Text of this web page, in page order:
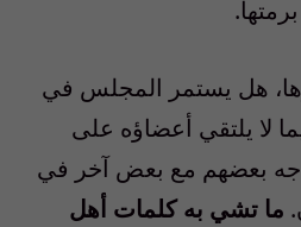
هل يستمر المجلس في
لا يلتقي أعضاؤه على
بعضهم مع بعض آخر في
ما تشي به كلمات أهل